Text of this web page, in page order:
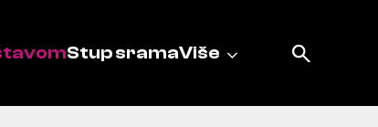
Stup sramaViše